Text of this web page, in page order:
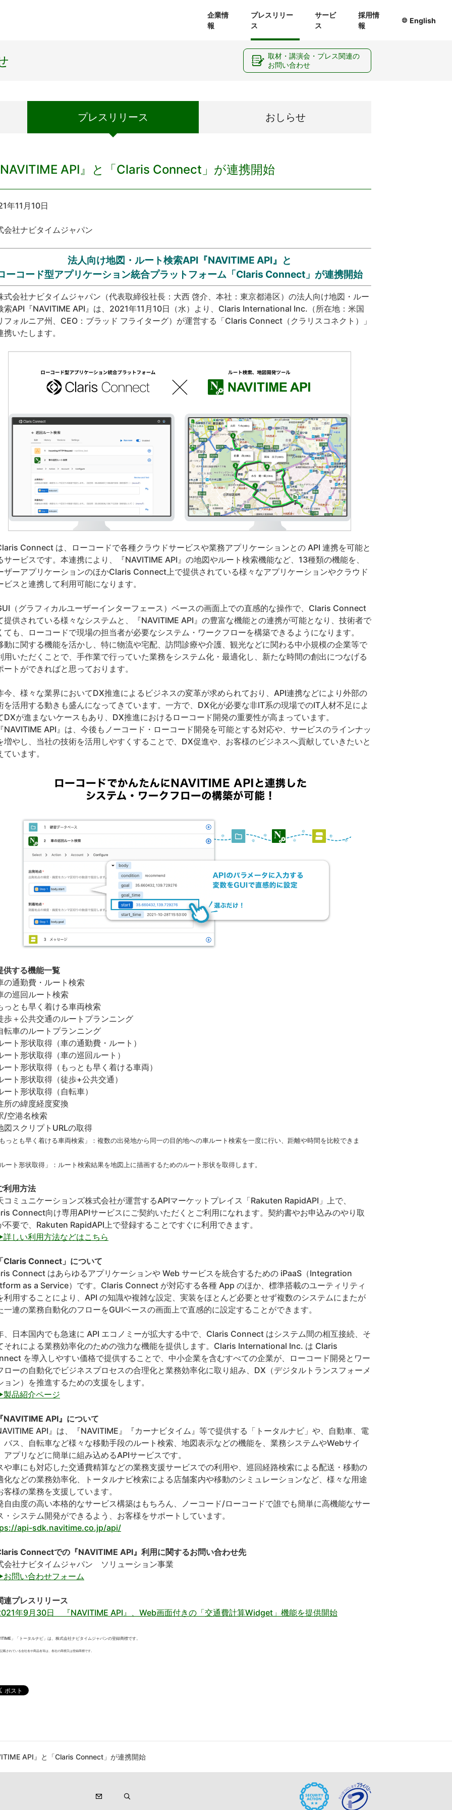
企業情
報
営理念
プレスリリー
ス
サービ
ス
採用情
報
English
プレス リリース おしらせ
NAVITIME API』と「Claris Connect」が連携開始
年11月10日
会社ナビタイムジャパン
法人向け地図・ルート検索API『NAVITIME API』と
ーコード型アプリケーション統合プラットフォーム「Claris Connect」が連携開始
会社ナビタイムジャパン（代表取締役社長：大西 啓介、本社：東京都港区）の法人向け地図・ルー
索API『NAVITIME API』は、2021年11月10日（水）より、Claris International Inc.（所在地：米国
フォルニア州、CEO：ブラッド フライターグ）が運営する「Claris Connect（クラリスコネクト）」
携いたします。
Connect は、ローコードで各種クラウドサービスや業務アプリケーションとの API 連携を可能と
サービスです。本連携により、『NAVITIME API』の地図やルート検索機能など、13種類の機能を、
ザーアプリケーションのほかClaris Connect上で提供されている様々なアプリケーションやクラウド
ビスと連携して利用可能になります。
（グラフィカルユーザーインターフェース）ベースの画面上での直感的な操作で、Claris Connect
提供されている様々なシステムと、『NAVITIME API』の豊富な機能との連携が可能となり、技術者で
ても、ローコードで現場の担当者が必要なシステム・ワークフローを構築できるようになります。
に関する機能を活かし、特に物流や宅配、訪問診療や介護、観光などに関わる中小規模の企業等で
用いただくことで、手作業で行っていた業務をシステム化・最適化し、新たな時間の創出につなげる
ートができればと思っております。
、様々な業界においてDX推進によるビジネスの変革が求められており、API連携などにより外部の
を活用する動きも盛んになってきています。一方で、DX化が必要な非IT系の現場でのIT人材不足によ
DXが進まないケースもあり、DX推進におけるローコード開発の重要性が高まっています。
API』は、今後もノーコード・ローコード開発を可能とする対応や、サービスのラインナッ
増やし、当社の技術を活用しやすくすることで、DX促進や、お客様のビジネスへ貢献していきたいと
ています。
する機能一覧
の通勤費・ルート検索
の巡回ルート検索
っとも早く着ける車両検索
歩＋公共交通のルートプランニング
転車のルートプランニング
ート形状取得（車の通勤費・ルート）
ート形状取得（車の巡回ルート）
ート形状取得（もっとも早く着ける車両）
ート形状取得（徒歩+公共交通）
ート形状取得（自転車）
所の緯度経度変換
/空港名検索
図スクリプトURLの取得
っとも早く着ける車両検索」：複数の出発地から同一の目的地への車ルート検索を一度に行い、距離や時間を比較できま
ート形状取得」：ルート検索結果を地図上に描画するためのルート形状を取得します。
用方法
コミュニケーションズ株式会社が運営するAPIマーケットプレイス「Rakuten RapidAPI」上で、
Connect向け専用APIサービスにご契約いただくとご利用になれます。契約書やお申込みのやり取
不要で、Rakuten RapidAPI上で登録することですぐに利用できます。
しい利用方法などはこちら
Claris Connect」について
Connect はあらゆるアプリケーションや Web サービスを統合するための iPaaS（Integration
as a Service）です。Claris Connect が対応する各種 App のほか、標準搭載のユーティリティ
利用することにより、API の知識や複雑な設定、実装をほとんど必要とせず複数のシステムにまたが
一連の業務自動化のフローをGUIベースの画面上で直感的に設定することができます。
、日本国内でも急速に API エコノミーが拡大する中で、Claris Connect はシステム間の相互接続、そ
それによる業務効率化のための強力な機能を提供します。Claris International Inc. は Claris
を導入しやすい価格で提供することで、中小企業を含むすべての企業が、ローコード開発とワー
ローの自動化でビジネスプロセスの合理化と業務効率化に取り組み、DX（デジタルトランスフォーメ
ョン）を推進するための支援をします。
品紹介ページ
API』について
API』は、『NAVITIME』『カーナビタイム』等で提供する「トータルナビ」や、自動車、電
バス、自転車など様々な移動手段のルート検索、地図表示などの機能を、業務システムやWebサイ
アプリなどに簡単に組み込めるAPIサービスです。
や車にも対応した交通費精算などの業務支援サービスでの利用や、巡回経路検索による配送・移動の
化などの業務効率化、トータルナビ検索による店舗案内や移動のシミュレーションなど、様々な用途
客様の業務を支援しています。
自由度の高い本格的なサービス構築はもちろん、ノーコード/ローコードで誰でも簡単に高機能なサー
・システム開発ができるよう、お客様をサポートしています。
api-sdk.navitime.co.jp/api/
Connectでの『NAVITIME API』利用に関するお問い合わせ先
会社ナビタイムジャパン ソリューション事業
問い合わせフォーム
プレスリリース
年9月30日 『NAVITIME API』、Web画面付きの「交通費計算Widget」機能を提供開始
」「トータルナビ」は、株式会社ナビタイムジャパンの登録商標です。
載されている会社名や商品名等は、各社の商標又は登録商標です。
取材・講演会・プレス関連の
お問い合わせ
API』と「Claris Connect」が連携開始